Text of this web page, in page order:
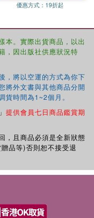
優惠方式： 19折起
本。實際出貨商品，以出
，因出版社供應狀況特
，將以空運的方式為你下
將外文書與其他商品分開
貨時間為1~2個月。
提供會員七日商品鑑賞期
，且商品必須是全新狀態
品等)否則恕不接受退